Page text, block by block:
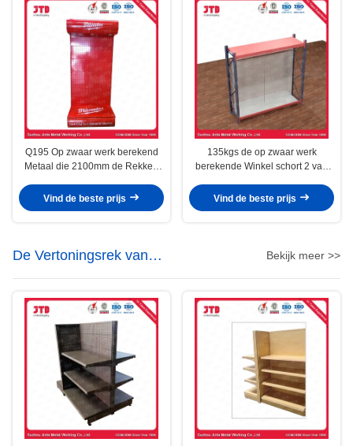
Q195 Op zwaar werk berekend
Metaal die 2100mm de Rekken
opschorten
Vind de beste prijs
135kgs de op zwaar werk
berekende Winkel schort 2 van
Rek
Vind de beste prijs
De Vertoningsrek van
machtshulpmiddelen
Bekijk meer >>